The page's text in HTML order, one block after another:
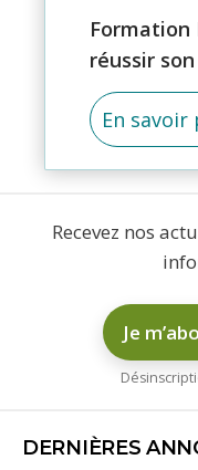
Formation
réussir
En savoir
Recevez nos
Je
DERNIÈRES